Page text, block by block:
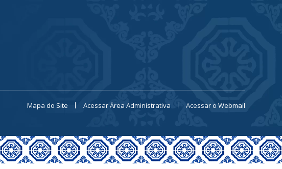
Mapa do Site Acessar Área Administrativa Acessar o Webmail